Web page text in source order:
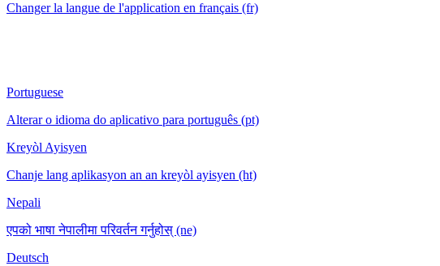
Changer la langue de l'application en français (fr)
Portuguese
Alterar o idioma do aplicativo para português (pt)
Kreyòl Ayisyen
Chanje lang aplikasyon an an kreyòl ayisyen (ht)
Nepali
एपको भाषा नेपालीमा परिवर्तन गर्नुहोस् (ne)
Deutsch